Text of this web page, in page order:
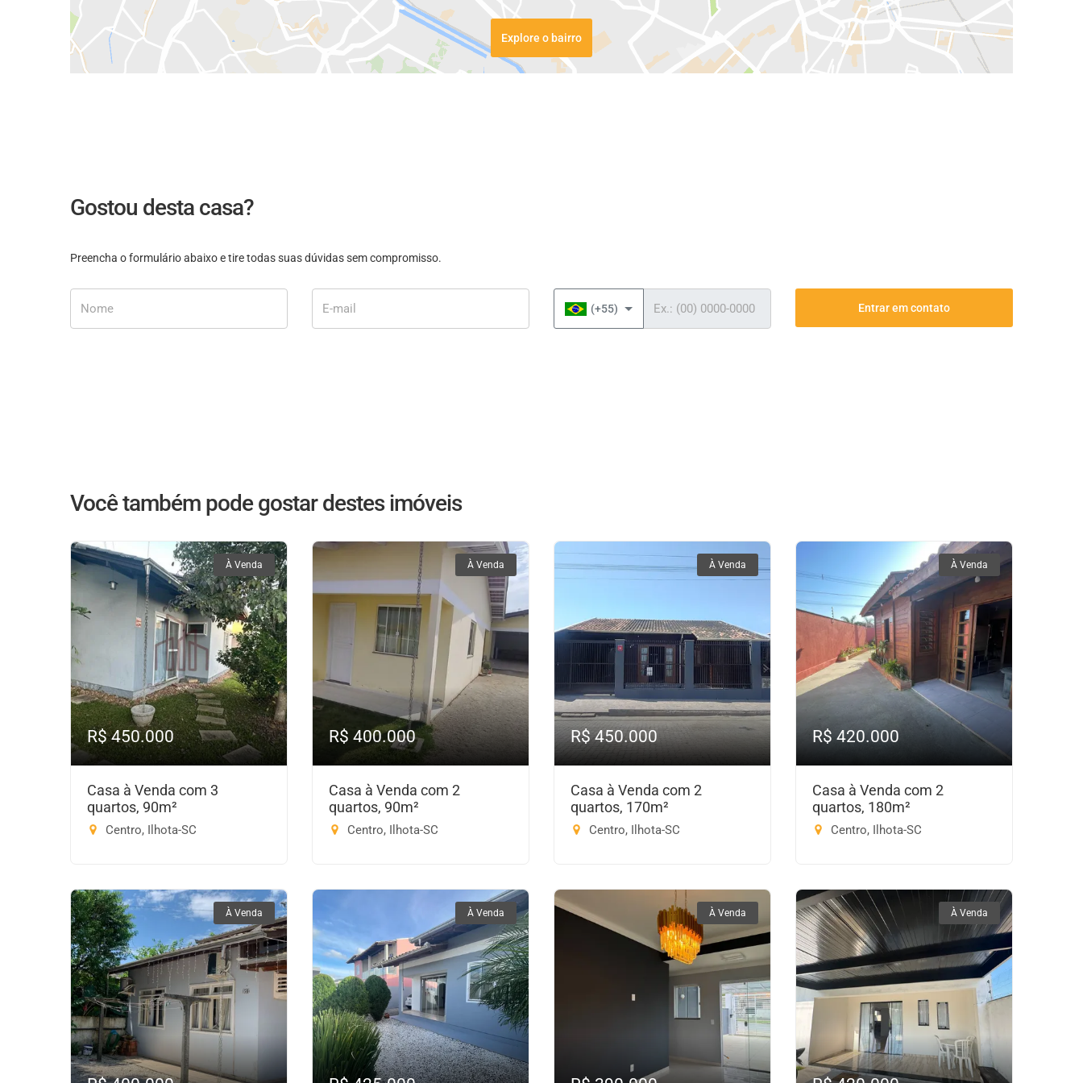
Explore o bairro
Gostou desta casa?
Preencha o formulário abaixo e tire todas suas dúvidas sem compromisso.
(+55) Entrar em contato
Você também pode gostar destes imóveis
À Venda
R$ 450.000
Casa à Venda com 3
quartos, 90m²
Centro, Ilhota-SC
À Venda
R$ 400.000
Casa à Venda com 2
quartos, 90m²
Centro, Ilhota-SC
À Venda
R$ 450.000
Casa à Venda com 2
quartos, 170m²
Centro, Ilhota-SC
À Venda
R$ 420.000
Casa à Venda com 2
quartos, 180m²
Centro, Ilhota-SC
À Venda À Venda À Venda À Venda